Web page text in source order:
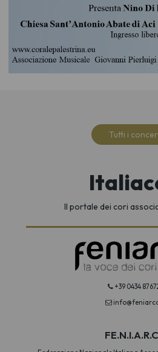
Tutti i
Il portale dei cori
+39 0434